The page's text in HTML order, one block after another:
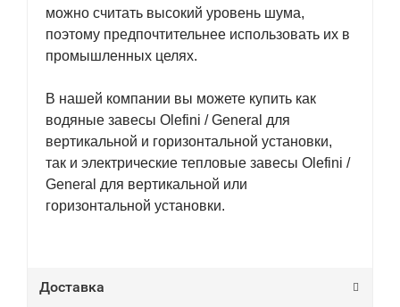
можно считать высокий уровень шума,
поэтому предпочтительнее использовать их в
промышленных целях.
В нашей компании вы можете купить как
водяные завесы Olefini / General для
вертикальной и горизонтальной установки,
так и электрические тепловые завесы Olefini /
General для вертикальной или
горизонтальной установки.
Доставка